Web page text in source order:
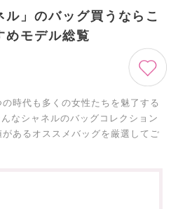
」のバッグ買うならこ
めモデル総覧
時代も多くの女性たちを魅了する
なシャネルのバッグコレクション
あるオススメバッグを厳選してご